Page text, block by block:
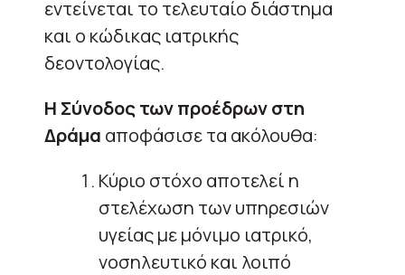
εντείνεται το τελευταίο διάστημα
και ο κώδικας ιατρικής
δεοντολογίας.
Η Σύνοδος των προέδρων στη
Δράμα αποφάσισε τα ακόλουθα:
Κύριο στόχο αποτελεί η
στελέχωση των υπηρεσιών
υγείας με μόνιμο ιατρικό,
νοσηλευτικό και λοιπό